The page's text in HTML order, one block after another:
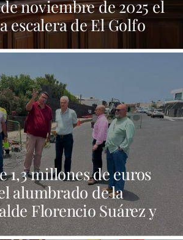
noviembre de 2025 el
escalera de El Golfo
1,3 millones de euros
alumbrado de la
Florencio Suárez y